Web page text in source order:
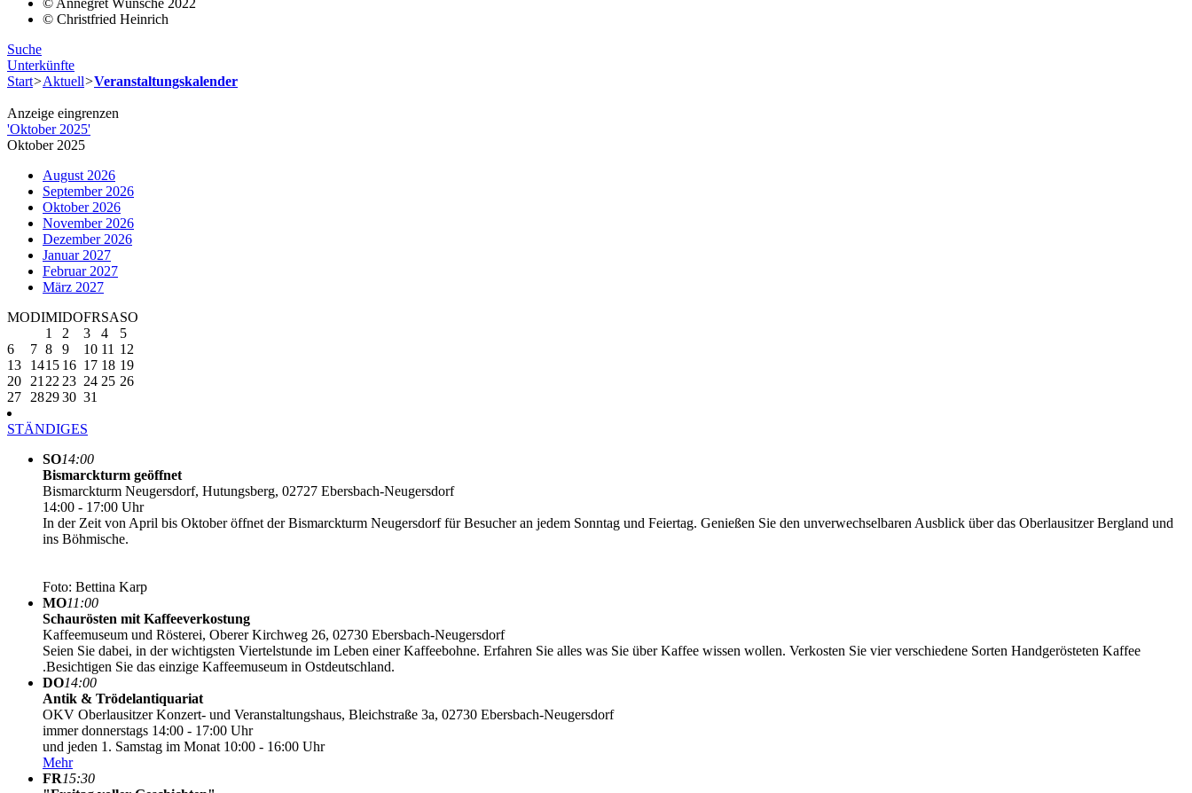
© Annegret Wünsche 2022
© Christfried Heinrich
Suche
Unterkünfte
Start>Aktuell>Veranstaltungskalender
Anzeige eingrenzen
'Oktober 2025'
Oktober 2025
August 2026
September 2026
Oktober 2026
November 2026
Dezember 2026
Januar 2027
Februar 2027
März 2027
MODIMIDOFRSASO
1
2 3 4
5
6
7 8 9 10 11 12
13
1415 16 17 18 19
20
21 22 23 24 25 26
27
282930 31
STÄNDIGES
SO14:00
Bismarckturm geöffnet
Bismarckturm Neugersdorf, Hutungsberg, 02727 Ebersbach-Neugersdorf
14:00 - 17:00 Uhr
In der Zeit von April bis Oktober öffnet der Bismarckturm Neugersdorf für Besucher an jedem Sonntag und Feiertag. Genießen Sie den unverwechselbaren Ausblick über das Oberlausitzer Bergland und
ins Böhmische.
Foto: Bettina Karp
MO11:00
Schaurösten mit Kaffeeverkostung
Kaffeemuseum und Rösterei, Oberer Kirchweg 26, 02730 Ebersbach-Neugersdorf
Seien Sie dabei, in der wichtigsten Viertelstunde im Leben einer Kaffeebohne. Erfahren Sie alles was Sie über Kaffee wissen wollen. Verkosten Sie vier verschiedene Sorten Handgerösteten Kaffee
.Besichtigen Sie das einzige Kaffeemuseum in Ostdeutschland.
DO14:00
Antik & Trödelantiquariat
OKV Oberlausitzer Konzert- und Veranstaltungshaus, Bleichstraße 3a, 02730 Ebersbach-Neugersdorf
immer donnerstags 14:00 - 17:00 Uhr
und jeden 1. Samstag im Monat 10:00 - 16:00 Uhr
Mehr
FR15:30